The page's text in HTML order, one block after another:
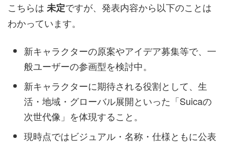
こちらは 未定ですが、発表内容から以下のことは
わかっています。
新キャラクターの原案やアイデア募集等で、一
般ユーザーの参画型を検討中。
新キャラクターに期待される役割として、生
活・地域・グローバル展開といった「Suicaの
次世代像」を体現すること。
現時点ではビジュアル・名称・仕様ともに公表